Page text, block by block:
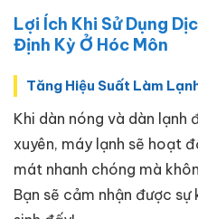
Lợi Ích Khi Sử Dụng
Định Kỳ Ở Hóc Môn
Tăng Hiệu Suất Làm
Khi dàn nóng và dàn lạnh
xuyên, máy lạnh sẽ hoạt
mát nhanh chóng mà
Bạn sẽ cảm nhận được